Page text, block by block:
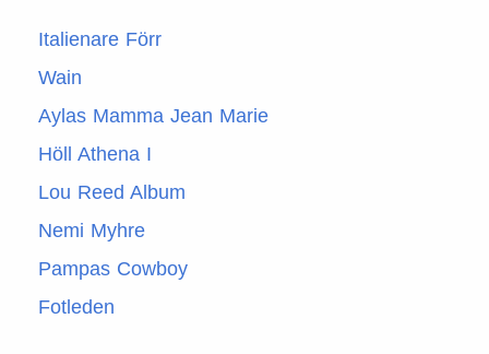
Italienare Förr
Wain
Aylas Mamma Jean Marie
Höll Athena I
Lou Reed Album
Nemi Myhre
Pampas Cowboy
Fotleden